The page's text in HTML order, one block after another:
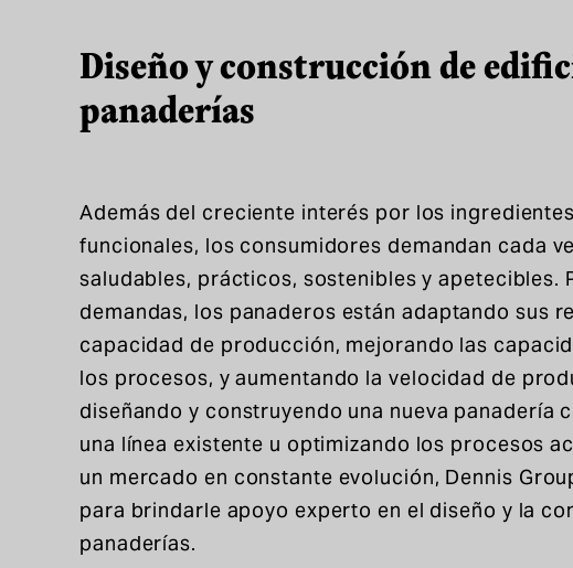
Diseño y construcción de
panaderías
Además del creciente interés por los
funcionales, los consumidores demandan cada
saludables, prácticos, sostenibles y apetecibles.
demandas, los panaderos están adaptando sus
capacidad de producción, mejorando las
los procesos, y aumentando la velocidad de
diseñando y construyendo una nueva panadería
una línea existente u optimizando los procesos
un mercado en constante evolución, Dennis
para brindarle apoyo experto en el diseño y la
panaderías.